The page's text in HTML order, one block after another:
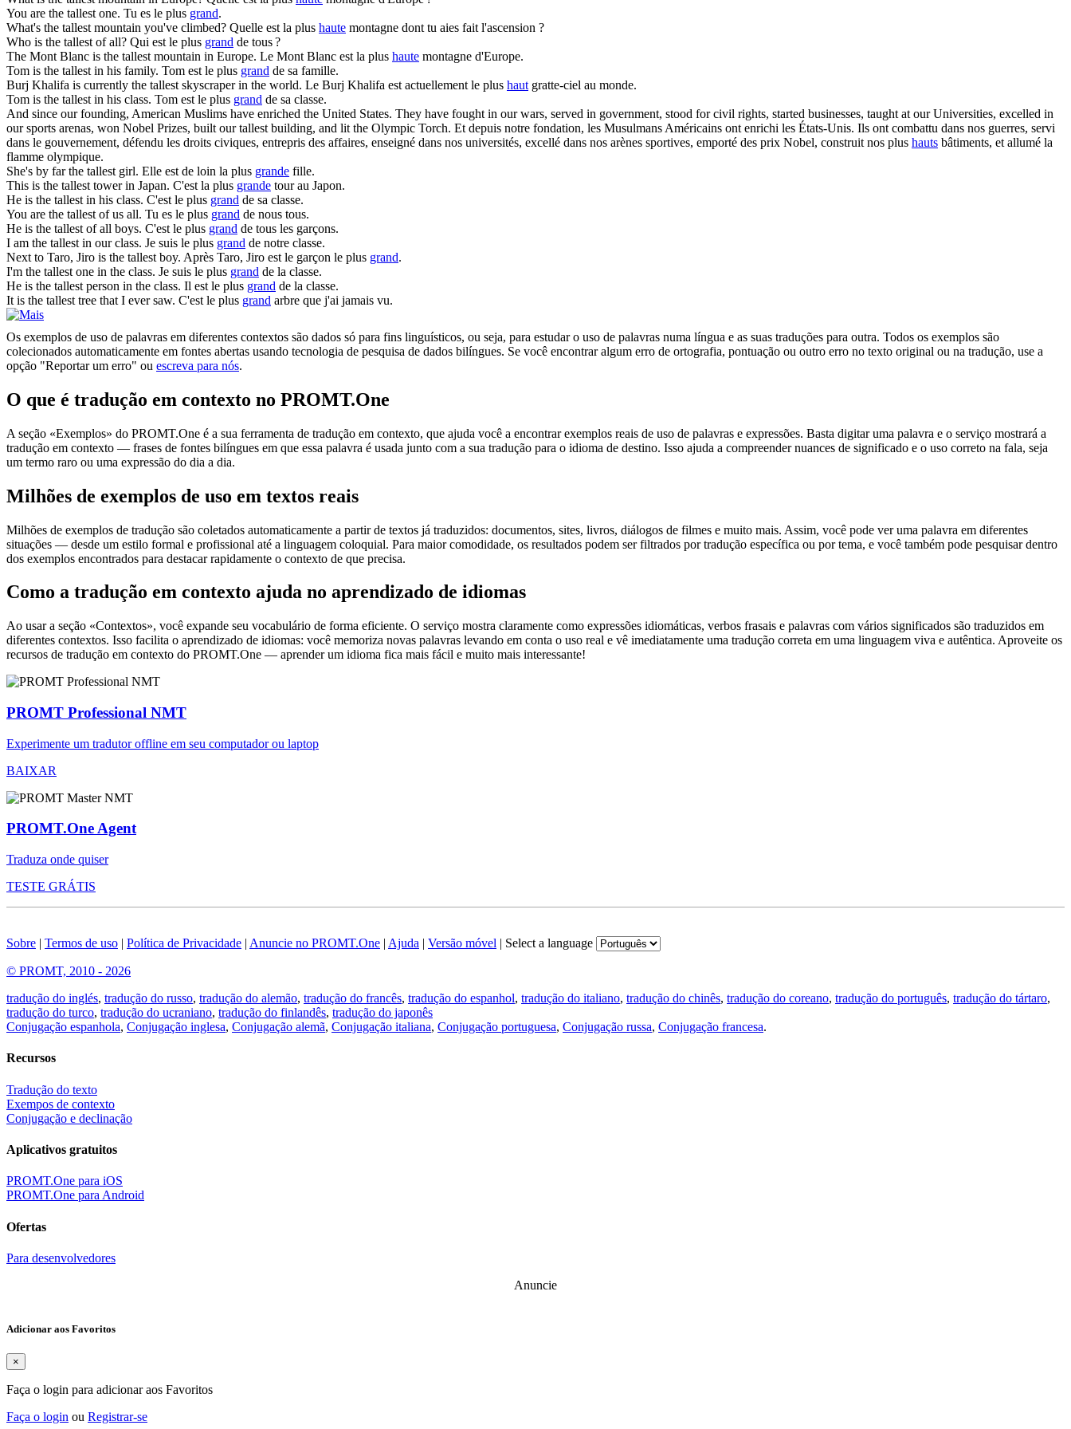
You are the tallest one. Tu es le plus grand.
What's the tallest mountain you've climbed? Quelle est la plus haute montagne dont tu aies fait l'ascension ?
Who is the tallest of all? Qui est le plus grand de tous ?
The Mont Blanc is the tallest mountain in Europe. Le Mont Blanc est la plus haute montagne d'Europe.
Tom is the tallest in his family. Tom est le plus grand de sa famille.
Burj Khalifa is currently the tallest skyscraper in the world. Le Burj Khalifa est actuellement le plus haut gratte-ciel au monde.
Tom is the tallest in his class. Tom est le plus grand de sa classe.
And since our founding, American Muslims have enriched the United States. They have fought in our wars, served in government, stood for civil rights, started businesses, taught at our Universities, excelled in
our sports arenas, won Nobel Prizes, built ourtallest building, and lit the Olympic Torch. Et depuis notre fondation, les Musulmans Américains ont enrichi les États-Unis. Ils ont combattu dans nos guerres, servi
dans le gouvernement, défendu les droits civiques, entrepris des affaires, enseigné dans nos universités, excellé dans nos arènes sportives, emporté des prix Nobel, construit nos plus hauts bâtiments, et allumé la
flamme olympique.
She's by far the tallest girl. Elle est de loin la plus grande fille.
This is the tallest tower in Japan. C'est la plus grande tour au Japon.
He is the tallest in his class. C'est le plus grand de sa classe.
You are the tallest of us all. Tu es le plus grand de nous tous.
He is the tallest of all boys. C'est le plus grand de tous les garçons.
I am the tallest in our class. Je suis le plus grand de notre classe.
Next to Taro, Jiro is the tallest boy. Après Taro, Jiro est le garçon le plus grand.
I'm the tallest one in the class. Je suis le plus grand de la classe.
He is the tallest person in the class. Il est le plus grand de la classe.
It is the tallest tree that I ever saw. C'est le plus grand arbre que j'ai jamais vu.
Os exemplos de uso de palavras em diferentes contextos são dados só para fins linguísticos, ou seja, para estudar o uso de palavras numa língua e as suas traduções para outra. Todos os exemplos são
colecionados automaticamente em fontes abertas usando tecnologia de pesquisa de dados bilíngues. Se você encontrar algum erro de ortografia, pontuação ou outro erro no texto original ou na tradução, use a
opção "Reportar um erro" ou escreva para nós.
O que é tradução em contexto no PROMT.One
A seção «Exemplos» do PROMT.One é a sua ferramenta de tradução em contexto, que ajuda você a encontrar exemplos reais de uso de palavras e expressões. Basta digitar uma palavra e o serviço mostrará a
tradução em contexto — frases de fontes bilíngues em que essa palavra é usada junto com a sua tradução para o idioma de destino. Isso ajuda a compreender nuances de significado e o uso correto na fala, seja
um termo raro ou uma expressão do dia a dia.
Milhões de exemplos de uso em textos reais
Milhões de exemplos de tradução são coletados automaticamente a partir de textos já traduzidos: documentos, sites, livros, diálogos de filmes e muito mais. Assim, você pode ver uma palavra em diferentes
situações — desde um estilo formal e profissional até a linguagem coloquial. Para maior comodidade, os resultados podem ser filtrados por tradução específica ou por tema, e você também pode pesquisar dentro
dos exemplos encontrados para destacar rapidamente o contexto de que precisa.
Como a tradução em contexto ajuda no aprendizado de idiomas
Ao usar a seção «Contextos», você expande seu vocabulário de forma eficiente. O serviço mostra claramente como expressões idiomáticas, verbos frasais e palavras com vários significados são traduzidos em
diferentes contextos. Isso facilita o aprendizado de idiomas: você memoriza novas palavras levando em conta o uso real e vê imediatamente uma tradução correta em uma linguagem viva e autêntica. Aproveite os
recursos de tradução em contexto do PROMT.One — aprender um idioma fica mais fácil e muito mais interessante!
PROMT Professional NMT
Experimente um tradutor offline em seu computador ou laptop
BAIXAR
PROMT.One Agent
Traduza onde quiser
TESTE GRÁTIS
Sobre | Termos de uso | Política de Privacidade | Anuncie no PROMT.One | Ajuda | Versão móvel | Select a language
© PROMT, 2010 - 2026
tradução do inglés, tradução do russo, tradução do alemão, tradução do francês, tradução do espanhol, tradução do italiano, tradução do chinês, tradução do coreano, tradução do português, tradução do tártaro,
tradução do turco, tradução do ucraniano, tradução do finlandês, tradução do japonês
Conjugação espanhola, Conjugação inglesa, Conjugação alemã, Conjugação italiana, Conjugação portuguesa, Conjugação russa, Conjugação francesa.
Recursos
Tradução do texto
Exempos de contexto
Conjugação e declinação
Aplicativos gratuitos
PROMT.One para iOS
PROMT.One para Android
Ofertas
Para desenvolvedores
Anuncie
Adicionar aos Favoritos
×
Faça o login para adicionar aos Favoritos
Faça o login ou Registrar-se